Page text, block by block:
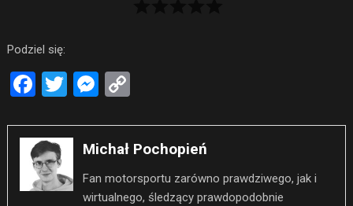
Podziel się:
Facebook
TwitterMessenger
Copy
Michał Pochopień
Fan motorsportu zarówno prawdziwego, jak i
wirtualnego, śledzący prawdopodobnie